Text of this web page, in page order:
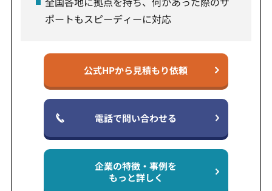
ポートもスピーディーに対応
公式HPから見積もり依頼
電話で問い合わせる
企業の特徴・事例を
もっと詳しく